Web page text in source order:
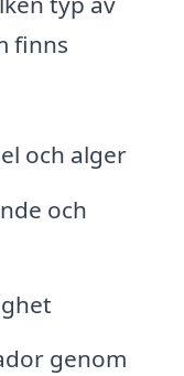
finns
och alger
och
genom